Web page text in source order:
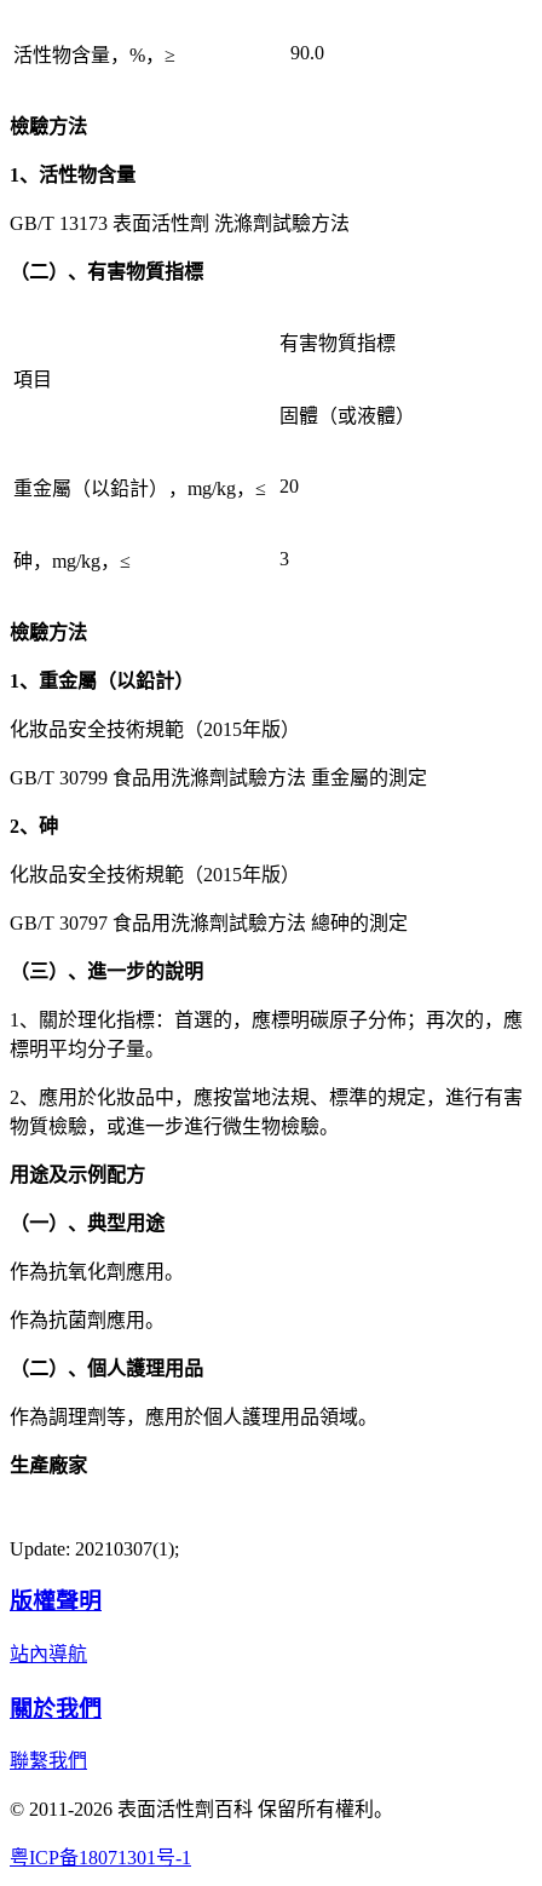
活性物含量，%，≥ 90.0
檢驗方法
1、活性物含量
GB/T 13173 表面活性劑 洗滌劑試驗方法
（二）、有害物質指標
項目
有害物質指標
固體（或液體）
重金屬（以鉛計），mg/kg，≤ 20
砷，mg/kg，≤ 3
檢驗方法
1、重金屬（以鉛計）
化妝品安全技術規範（2015年版）
GB/T 30799 食品用洗滌劑試驗方法 重金屬的測定
2、砷
化妝品安全技術規範（2015年版）
GB/T 30797 食品用洗滌劑試驗方法 總砷的測定
（三）、進一步的說明
1、關於理化指標：首選的，應標明碳原子分佈；再次的，應
標明平均分子量。
2、應用於化妝品中，應按當地法規、標準的規定，進行有害
物質檢驗，或進一步進行微生物檢驗。
用途及示例配方
（一）、典型用途
作為抗氧化劑應用。
作為抗菌劑應用。
（二）、個人護理用品
作為調理劑等，應用於個人護理用品領域。
生產廠家
Update: 20210307(1);
版權聲明
站內導航
關於我們
聯繫我們
© 2011-2026 表面活性劑百科 保留所有權利。
粤ICP备18071301号-1